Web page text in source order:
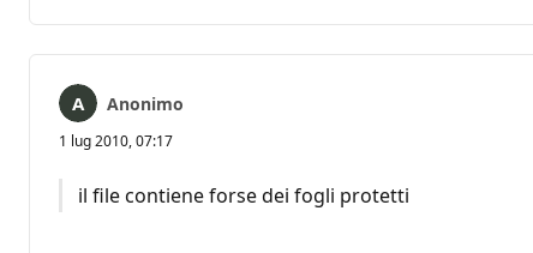
Anonimo
1 lug 2010, 07:17
il file contiene forse dei fogli protetti